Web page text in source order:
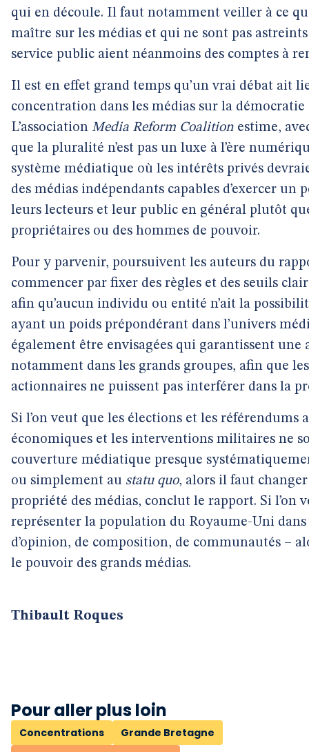
qui en découle. Il faut notamment veiller à ce
maître sur les médias et qui ne sont pas
service public aient néanmoins des comptes à
Il est en effet grand temps qu’un vrai débat ait
concentration dans les médias sur la
L’association Media Reform Coalition estime,
que la pluralité n’est pas un luxe à l’ère
système médiatique où les intérêts privés
des médias indépendants capables d’exercer un
leurs lecteurs et leur public en général plutôt
propriétaires ou des hommes de pouvoir.
Pour y parvenir, poursuivent les auteurs du
commencer par fixer des règles et des seuils
afin qu’aucun individu ou entité n’ait la
ayant un poids prépondérant dans l’univers
également être envisagées qui garantissent
notamment dans les grands groupes, afin que
actionnaires ne puissent pas interférer dans la
Si l’on veut que les élections et les référendums
économiques et les interventions militaires ne
couverture médiatique presque
ou simplement au statu quo, alors il faut
propriété des médias, conclut le rapport. Si l’on
représenter la population du Royaume-Uni
d’opinion, de composition, de communautés –
le pouvoir des grands médias.
Thibault Roques
Pour aller plus loin
Concentrations
Grande Bretagne